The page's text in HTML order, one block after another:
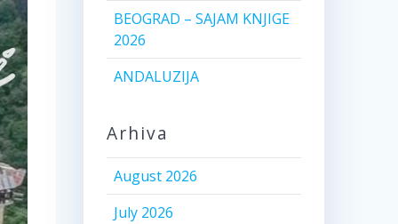
BEOGRAD – SAJAM KNJIGE
2026
ANDALUZIJA
Arhiva
August 2026
July 2026